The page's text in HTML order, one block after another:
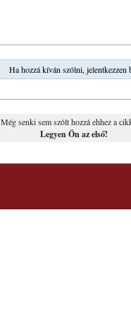
Ha hozzá kíván szólni, jelentkezzen
Még senki sem szólt hozzá ehhez a
Legyen Ön az első!